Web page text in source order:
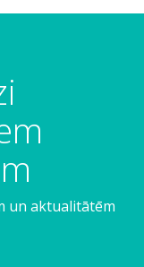
un aktualitātēm